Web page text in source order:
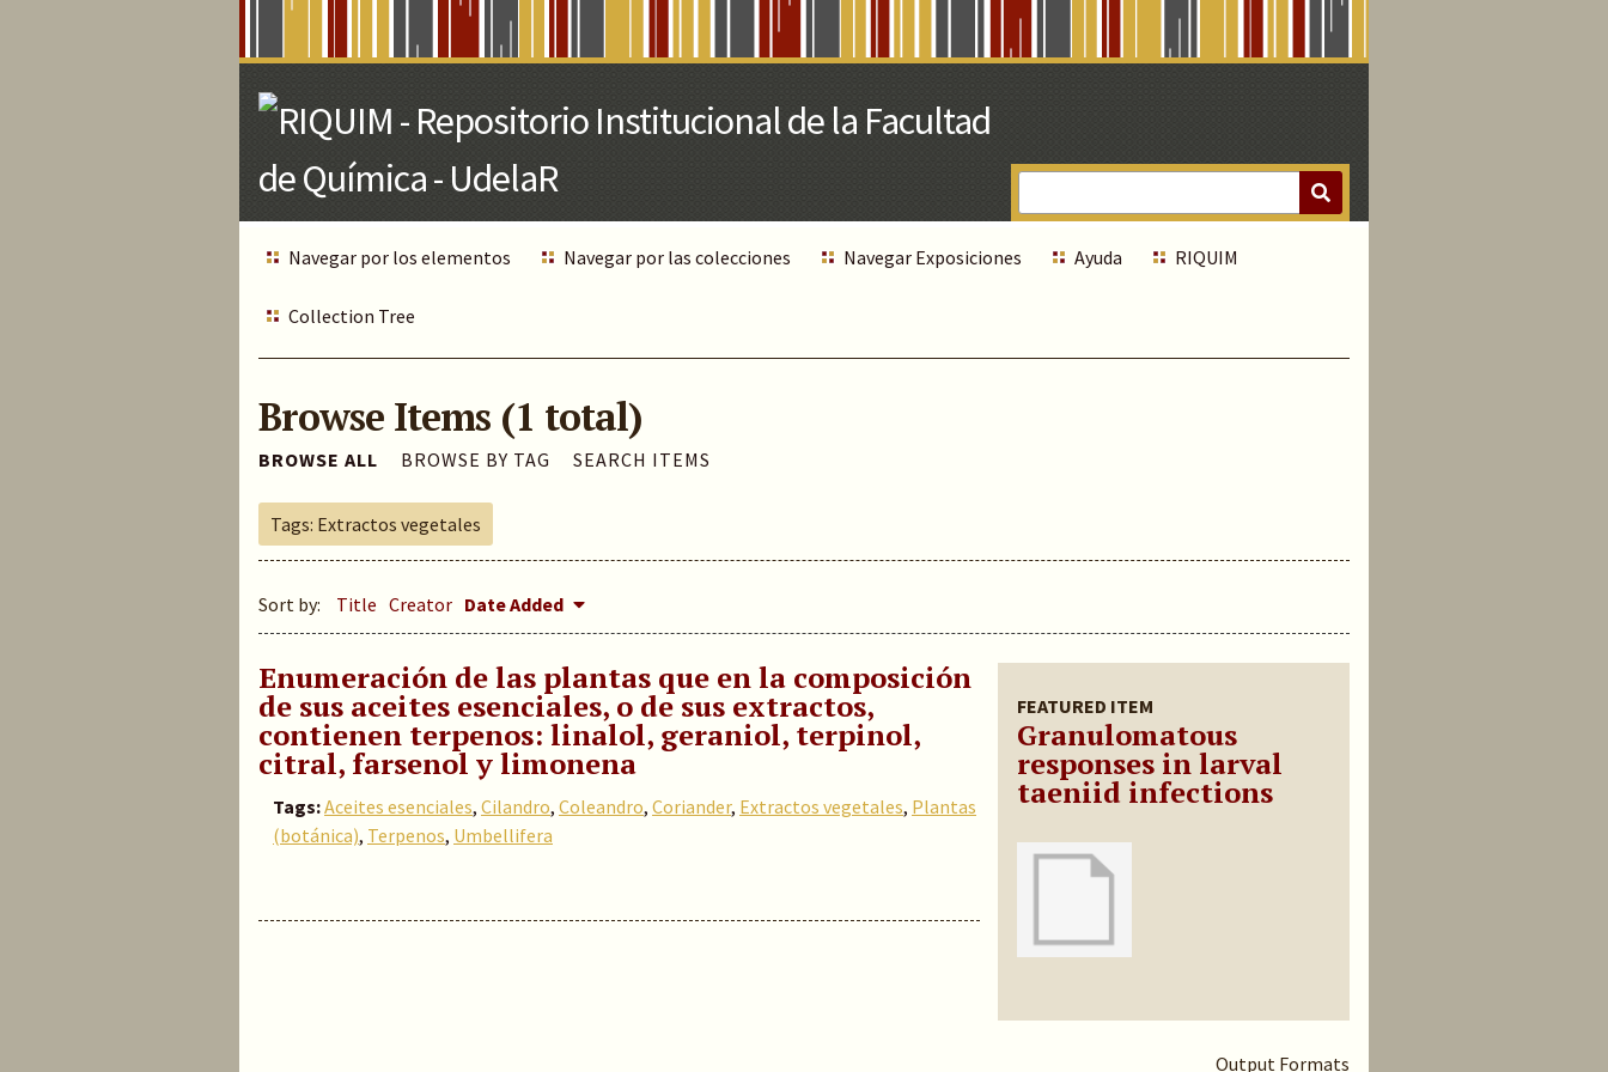
Navegar por los elementos Navegar por las colecciones Navegar Exposiciones Ayuda RIQUIM
Collection Tree
Browse Items (1 total)
BROWSE ALL BROWSE BY TAG SEARCH ITEMS
Tags: Extractos vegetales
Sort by: Title Creator Date Added
FEATURED ITEM
Granulomatous
responses in larval
taeniid infections
Enumeración de las plantas que en la composición
de sus aceites esenciales, o de sus extractos,
contienen terpenos: linalol, geraniol, terpinol,
citral, farsenol y limonena
Tags:Aceites esenciales, Cilandro, Coleandro, Coriander, Extractos vegetales, Plantas
(botánica), Terpenos, Umbellifera
Output Formats